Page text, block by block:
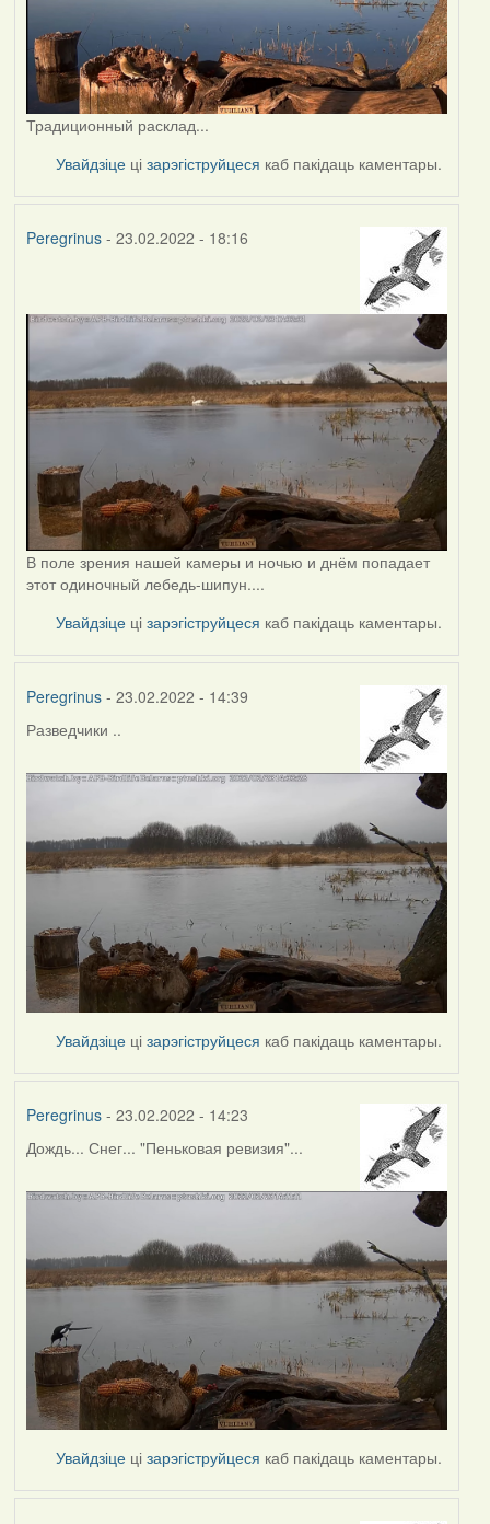
Традиционный расклад...
Увайдзіце цізарэгіструйцеся каб пакідаць каментары.
Peregrinus- 23.02.2022 - 18:16
В поле зрения нашей камеры и ночью и днём попадает
этот одиночный лебедь-шипун....
Увайдзіце цізарэгіструйцеся каб пакідаць каментары.
Peregrinus- 23.02.2022 - 14:39
Разведчики ..
Увайдзіце цізарэгіструйцеся каб пакідаць каментары.
Peregrinus- 23.02.2022 - 14:23
Дождь... Снег... "Пеньковая ревизия"...
Увайдзіце цізарэгіструйцеся каб пакідаць каментары.